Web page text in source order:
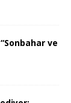
ve